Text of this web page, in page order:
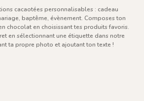
cacaotées personnalisables : cadeau
baptême, évènement. Composes ton
chocolat en choisissant tes produits favoris.
en sélectionnant une étiquette dans notre
ta propre photo et ajoutant ton texte !